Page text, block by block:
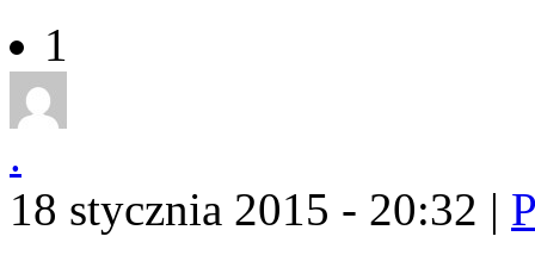
1
.
18 stycznia 2015 - 20:32 |